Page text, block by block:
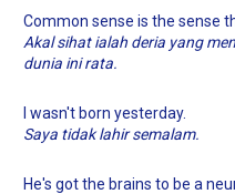
Common sense is the sense
Akal sihat ialah deria yang
dunia ini rata.
I wasn't born yesterday.
Saya tidak lahir semalam.
He's got the brains to be a